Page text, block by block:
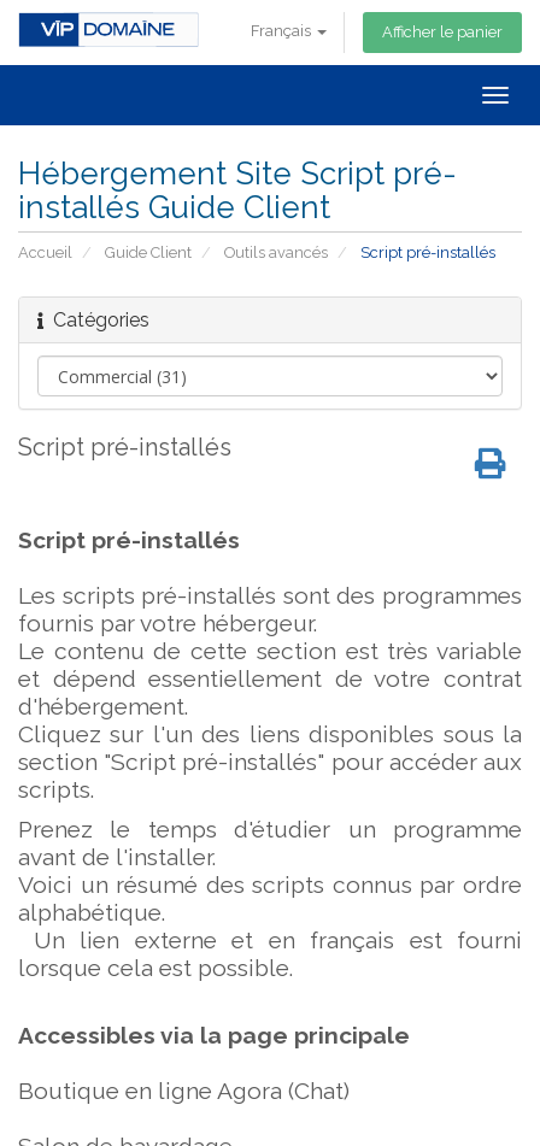
Français Afficher le panier
Hébergement Site Script pré-
installés Guide Client
Accueil Guide Client Outils avancés Script pré-installés
Catégories
Script pré-installés
Script pré-installés
Les scripts pré-installés sont des programmes
fournis par votre hébergeur.
Le contenu de cette section est très variable
et dépend essentiellement de votre contrat
d'hébergement.
Cliquez sur l'un des liens disponibles sous la
section "Script pré-installés" pour accéder aux
scripts.
Prenez le temps d'étudier un programme
avant de l'installer.
Voici un résumé des scripts connus par ordre
alphabétique.
Un lien externe et en français est fourni
lorsque cela est possible.
Accessibles via la page principale
Boutique en ligne Agora (Chat)